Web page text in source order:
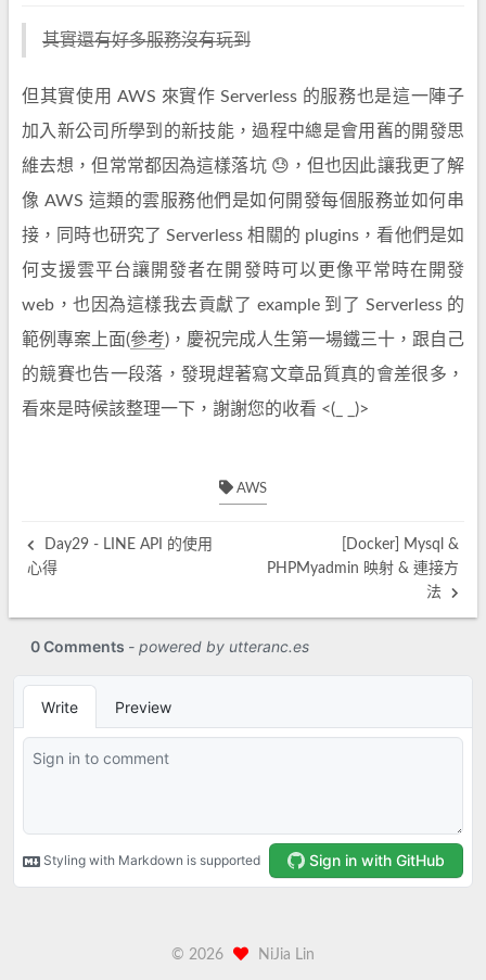
其實還有好多服務沒有玩到
但其實使用 AWS 來實作 Serverless 的服務也是這一陣子
加入新公司所學到的新技能，過程中總是會用舊的開發思
維去想，但常常都因為這樣落坑 😓，但也因此讓我更了解
像 AWS 這類的雲服務他們是如何開發每個服務並如何串
接，同時也研究了 Serverless 相關的 plugins，看他們是如
何支援雲平台讓開發者在開發時可以更像平常時在開發
web，也因為這樣我去貢獻了 example 到了 Serverless 的
範例專案上面(參考)，慶祝完成人生第一場鐵三十，跟自己
的競賽也告一段落，發現趕著寫文章品質真的會差很多，
看來是時候該整理一下，謝謝您的收看 <(_ _)>
AWS
Day29 - LINE API 的使用
心得
[Docker] Mysql &
PHPMyadmin 映射 & 連接方
法
© 2026 NiJia Lin